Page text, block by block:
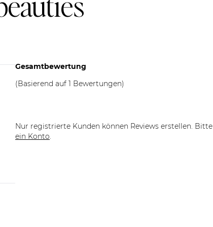
Gesamtbewertung
(Basierend auf 1 Bewertungen)
Nur registrierte Kunden können Reviews erstellen. Bitte
ein Konto.